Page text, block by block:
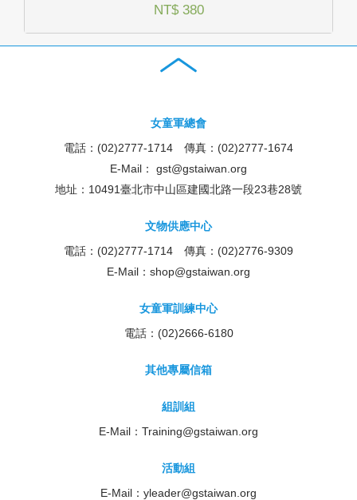
NT$ 380
女童軍總會
電話：(02)2777-1714 傳真：(02)2777-1674
E-Mail： gst@gstaiwan.org
地址：10491臺北市中山區建國北路一段23巷28號
文物供應中心
電話：(02)2777-1714 傳真：(02)2776-9309
E-Mail： shop@gstaiwan.org
女童軍訓練中心
電話：(02)2666-6180
其他專屬信箱
組訓組
E-Mail： Training@gstaiwan.org
活動組
E-Mail： yleader@gstaiwan.org